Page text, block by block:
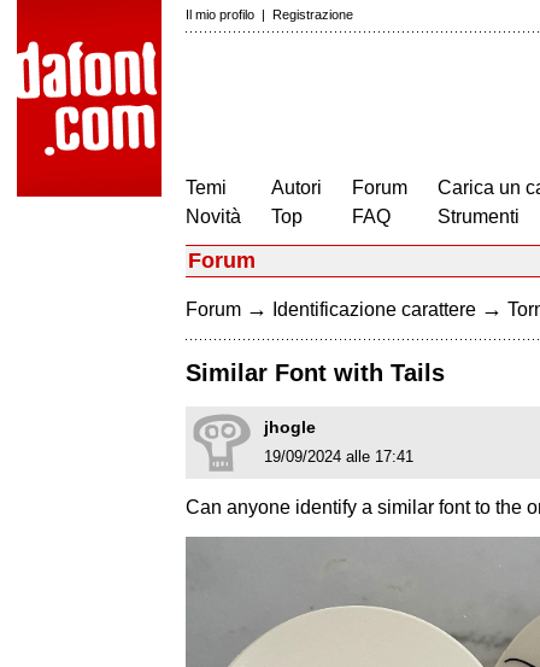
Il mio profilo | Registrazione
Temi
Novità
Autori
Top
Forum
FAQ
Carica un
Strumenti
Forum
Forum → Identificazione carattere →
Similar Font with Tails
jhogle
19/09/2024 alle 17:41
Can anyone identify a similar font to the